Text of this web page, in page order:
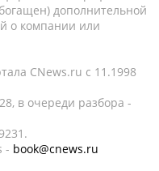
дополнительной
о компании или
CNews.ru c 11.1998
в очереди разбора -
- book@cnews.ru